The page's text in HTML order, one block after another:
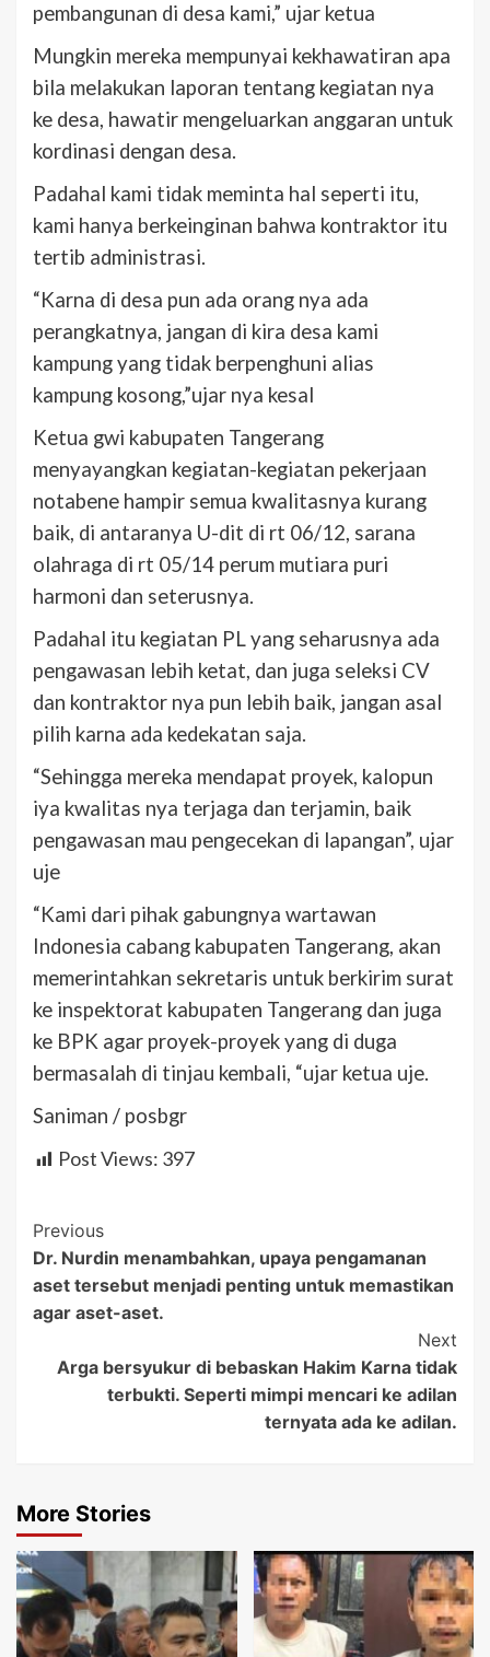
pembangunan di desa kami,” ujar ketua
Mungkin mereka mempunyai kekhawatiran apa
bila melakukan laporan tentang kegiatan nya
ke desa, hawatir mengeluarkan anggaran untuk
kordinasi dengan desa.
Padahal kami tidak meminta hal seperti itu,
kami hanya berkeinginan bahwa kontraktor itu
tertib administrasi.
“Karna di desa pun ada orang nya ada
perangkatnya, jangan di kira desa kami
kampung yang tidak berpenghuni alias
kampung kosong,”ujar nya kesal
Ketua gwi kabupaten Tangerang
menyayangkan kegiatan-kegiatan pekerjaan
notabene hampir semua kwalitasnya kurang
baik, di antaranya U-dit di rt 06/12, sarana
olahraga di rt 05/14 perum mutiara puri
harmoni dan seterusnya.
Padahal itu kegiatan PL yang seharusnya ada
pengawasan lebih ketat, dan juga seleksi CV
dan kontraktor nya pun lebih baik, jangan asal
pilih karna ada kedekatan saja.
“Sehingga mereka mendapat proyek, kalopun
iya kwalitas nya terjaga dan terjamin, baik
pengawasan mau pengecekan di lapangan”, ujar
uje
“Kami dari pihak gabungnya wartawan
Indonesia cabang kabupaten Tangerang, akan
memerintahkan sekretaris untuk berkirim surat
ke inspektorat kabupaten Tangerang dan juga
ke BPK agar proyek-proyek yang di duga
bermasalah di tinjau kembali, “ujar ketua uje.
Saniman / posbgr
Post Views: 397
Post
Navigation
Previous
Dr. Nurdin menambahkan, upaya pengamanan
aset tersebut menjadi penting untuk memastikan
agar aset-aset.
Next
Arga bersyukur di bebaskan Hakim Karna tidak
terbukti. Seperti mimpi mencari ke adilan
ternyata ada ke adilan.
More Stories